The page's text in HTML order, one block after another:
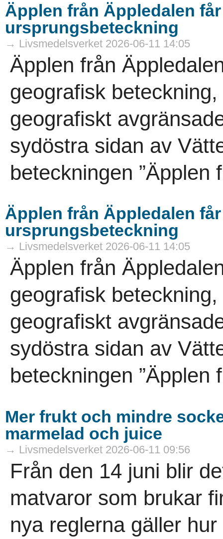
Äpplen från Äppledalen
ursprungsbeteckning
→ Livsmedelsverket 2026-06-11 14:05
Äpplen från
geografisk
geografiskt
sydöstra sidan av
beteckningen ”Äpplen
Äpplen från Äppledalen
ursprungsbeteckning
→ Livsmedelsverket 2026-06-11 14:05
Äpplen från
geografisk
geografiskt
sydöstra sidan av
beteckningen ”Äpplen
Mer frukt och mindre
marmelad och juice
→ Livsmedelsverket 2026-06-11 09:56
Från den 14 juni blir
matvaror som brukar
nya reglerna gäller